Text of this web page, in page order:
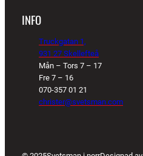
INFO
Truckgatan 1,
931 27 Skellefteå
Mån – Tors 7 – 17
Fre 7 – 16
070-357 01 21
christer@svetsman.com